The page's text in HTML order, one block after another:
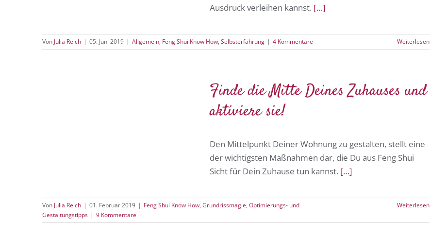
Ausdruck verleihen kannst. […]
Von Julia Reich | 05. Juni 2019 | Allgemein, Feng Shui Know How, Selbsterfahrung | 4 Kommentare Weiterlesen
Finde die Mitte Deines Zuhauses und
aktiviere sie!
Den Mittelpunkt Deiner Wohnung zu gestalten, stellt eine
der wichtigsten Maßnahmen dar, die Du aus Feng Shui
Sicht für Dein Zuhause tun kannst. […]
Von Julia Reich | 01. Februar 2019 | Feng Shui Know How, Grundrissmagie, Optimierungs- und
Gestaltungstipps | 9 Kommentare
Weiterlesen